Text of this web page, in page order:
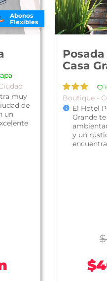
Abonos
Flexibles
muy
de
un
Casa
Boutique -
El Hotel
Grande
y un
encuentra